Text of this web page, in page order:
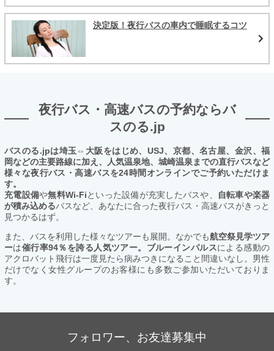
決定版！夜行バスの車内で睡眠するコツ
夜行バス・高速バスの予約ならバ
スのる.jp
バスのる.jpは埼玉⇔大阪をはじめ、USJ、京都、名古屋、金沢、福
岡などの主要路線に加え、人気温泉地、城崎温泉までの直行バスなど
様々な夜行バス・高速バスを24時間オンラインでご予約いただけま
す。
充電設備や無料Wi-Fiといった設備が充実したバスや、
自転車や楽器
が積み込めるバスなど、あなたに合った夜行バス・高速バスがきっと
見つかるはず。
また、バスを利用した様々なツアーも展開。なかでも航空祭見学ツア
ーは催行率94％を誇る人気ツアー。ブルーインパルスによる感動の
アクロバット飛行は一度見たら病みつきになること間違いなし。男性
だけでなく女性グループのお客様にも多数ご参加いただいておりま
す。
フォロワー、お友達募集中